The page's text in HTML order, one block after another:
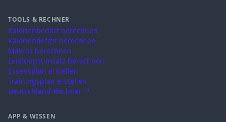
TOOLS & RECHNER
Kalorienbedarf berechnen
Kaloriendefizit berechnen
Makros berechnen
Leistungsumsatz berechnen
Essensplan erstellen
Trainingsplan erstellen
Deutschland-Rechner ↗
APP & WISSEN